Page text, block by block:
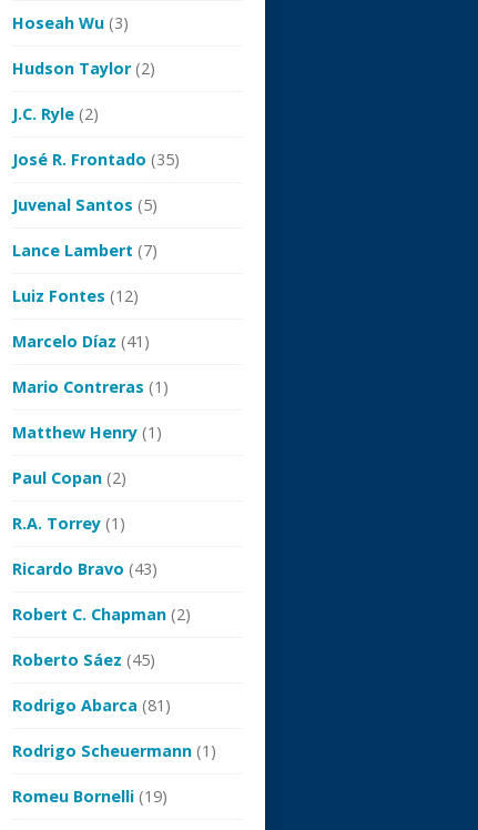
Hoseah Wu (3)
Hudson Taylor(2)
J.C. Ryle (2)
José R. Frontado (35)
Juvenal Santos (5)
Lance Lambert (7)
Luiz Fontes (12)
Marcelo Díaz (41)
Mario Contreras (1)
Matthew Henry (1)
Paul Copan (2)
R.A. Torrey (1)
Ricardo Bravo (43)
Robert C. Chapman (2)
Roberto Sáez (45)
Rodrigo Abarca (81)
Rodrigo Scheuermann (1)
Romeu Bornelli (19)